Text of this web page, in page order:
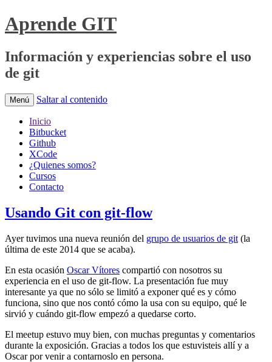
Aprende GIT
Información y experiencias sobre el uso
de git
Menú Saltar al contenido
Inicio
Bitbucket
Github
XCode
¿Quienes somos?
Cursos
Contacto
Usando Git con git-flow
Ayer tuvimos una nueva reunión del grupo de usuarios de git (la
última de este 2014 que se acaba).
En esta ocasión Oscar Vítores compartió con nosotros su
experiencia en el uso de git-flow. La presentación fue muy
interesante ya que no sólo se limitó a exponer qué es y cómo
funciona, sino que nos contó cómo la usa con su equipo, qué le
sirvió y cuándo git-flow empezó a quedarse corto.
El meetup estuvo muy bien, con muchas preguntas y comentarios
durante la exposición. Gracias a todos los que estuvisteis allí y a
Oscar por venir a contarnoslo en persona.